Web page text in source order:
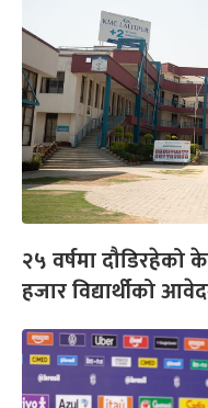
२५ वर्षमा दौडिरहेको
हजार विद्यार्थीको